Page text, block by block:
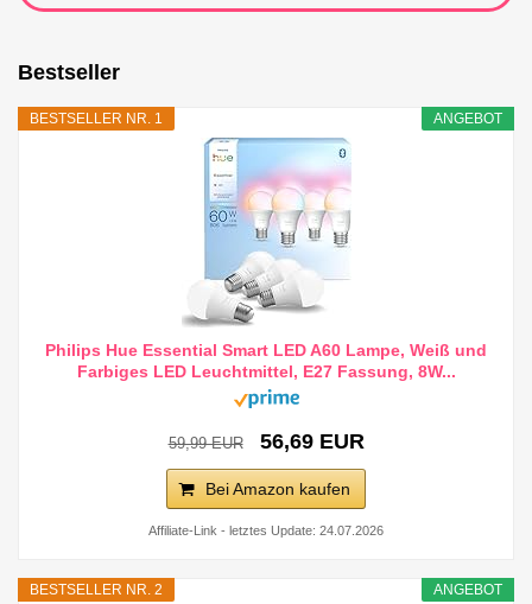
Bestseller
ANGEBOT
BESTSELLER NR. 1
Philips Hue Essential Smart LED A60 Lampe, Weiß und
Farbiges LED Leuchtmittel, E27 Fassung, 8W...
59,99 EUR 56,69 EUR
Bei Amazon kaufen
Affiliate-Link - letztes Update: 24.07.2026
ANGEBOT
BESTSELLER NR. 2